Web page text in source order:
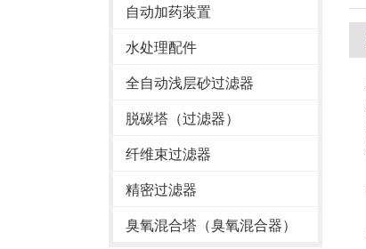
自动加药装置
水处理配件
全自动浅层砂过滤器
脱碳塔（过滤器）
纤维束过滤器
精密过滤器
臭氧混合塔（臭氧混合器）